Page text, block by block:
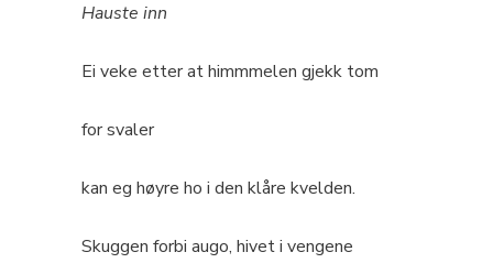
Hauste inn
Ei veke etter at himmmelen gjekk tom
for svaler
kan eg høyre ho i den klåre kvelden.
Skuggen forbi augo, hivet i vengene